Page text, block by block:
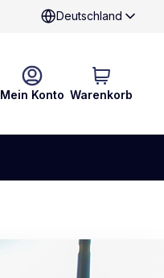
Deutschland
Mein Konto Warenkorb